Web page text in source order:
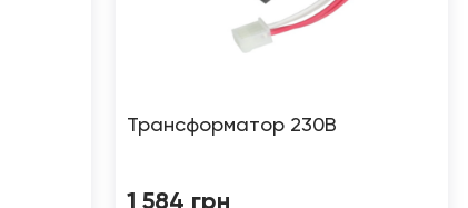
Трансформатор 230В
1 584 грн